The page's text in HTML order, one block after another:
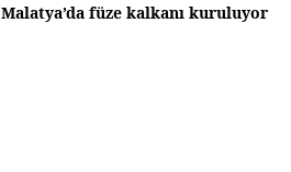
Malatya’da füze kalkanı kuruluyor